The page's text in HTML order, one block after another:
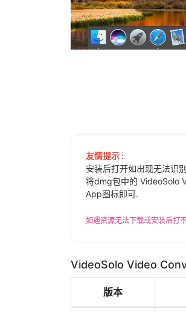
友情提示 :
安装后打开如出现无法识
将dmg包中的 VideoSolo
App图标即可.
如遇资源无法下载或安装后打
VideoSolo Video
版本